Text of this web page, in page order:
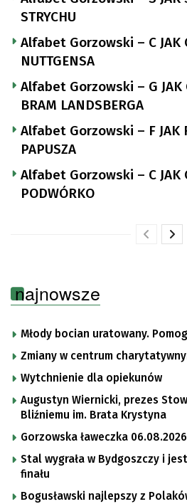
STRYCHU
Alfabet Gorzowski – C JAK
NUTTGENSA
Alfabet Gorzowski – G JAK
BRAM LANDSBERGA
Alfabet Gorzowski – F JAK
PAPUSZA
Alfabet Gorzowski – C JAK
PODWÓRKO
najnowsze
Młody bocian uratowany.
Zmiany w centrum
Wytchnienie dla opiekunów
Augustyn Wiernicki, prezes
Bliźniemu im. Brata Krystyna
Gorzowska ławeczka 06.08.2026
Stal wygrała w Bydgoszczy i
finału
Bogusławski najlepszy z